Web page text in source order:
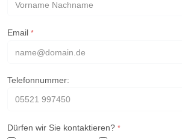
Email *
Telefonnummer:
Dürfen wir Sie kontaktieren? *